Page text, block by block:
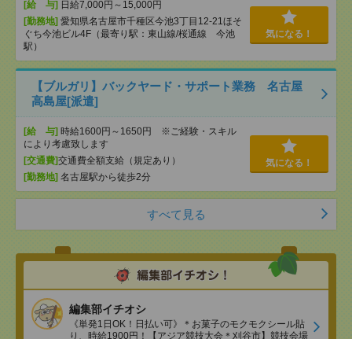
[給 与] 日給7,000円～15,000円
[勤務地] 愛知県名古屋市千種区今池3丁目12-21ほそ
ぐち今池ビル4F（最寄り駅：東山線/桜通線 今池
駅）
気になる！
【ブルガリ】バックヤード・サポート業務 名古屋
高島屋[派遣]
[給 与] 時給1600円～1650円 ※ご経験・スキル
により考慮致します
[交通費]交通費全額支給（規定あり）
[勤務地] 名古屋駅から徒歩2分
気になる！
すべて見る
編集部イチオシ
《単発1日OK！日払い可》＊お菓子のモクモクシール貼
り、時給1900円！【アジア競技大会＊刈谷市】競技会場